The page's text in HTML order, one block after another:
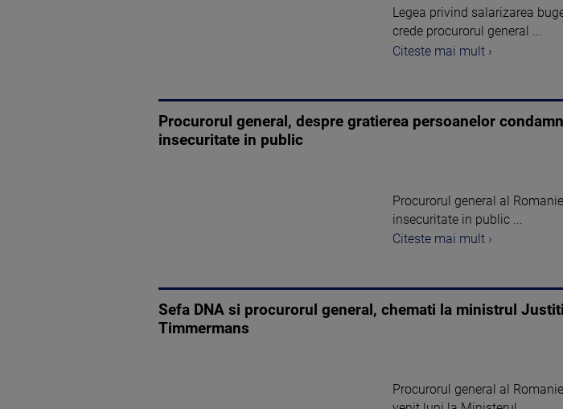
Legea privind salarizarea
crede procurorul general ...
Citeste mai mult ›
Procurorul general, despre gratierea persoanelor
insecuritate in public
Procurorul general al
insecuritate in public ...
Citeste mai mult ›
Sefa DNA si procurorul general, chemati la ministrul
Timmermans
Procurorul general al